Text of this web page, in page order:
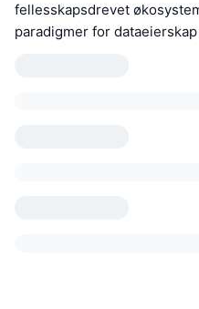
fellesskapsdrevet
paradigmer for